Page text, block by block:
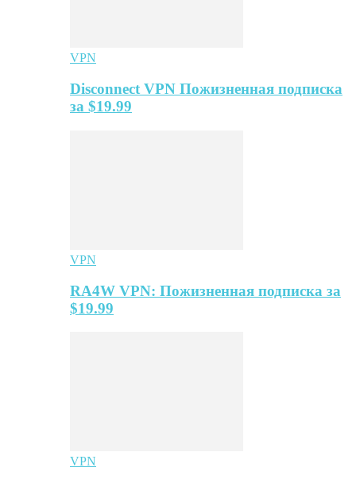
VPN
Disconnect VPN Пожизненная подписка
за $19.99
VPN
RA4W VPN: Пожизненная подписка за
$19.99
VPN